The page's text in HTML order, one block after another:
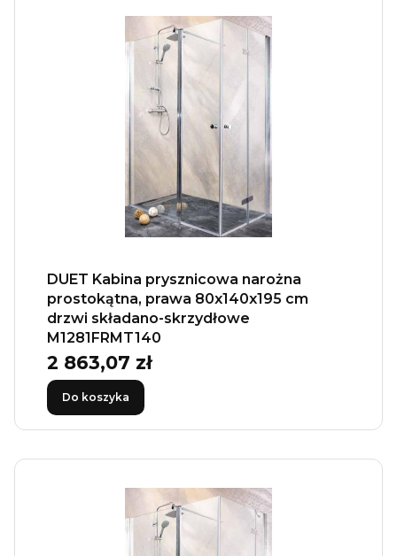
DUET Kabina prysznicowa narożna
prostokątna, prawa 80x140x195 cm
drzwi składano-skrzydłowe
M1281FRMT140
Cena
2 863,07 zł
Do koszyka